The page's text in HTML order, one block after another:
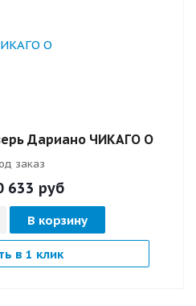
Дариано ЧИКАГО О
заказ
633 руб
В корзину
в 1 клик